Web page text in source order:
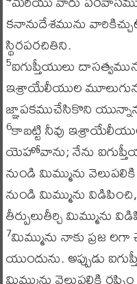
కనానుదేశమును
స్థిరపరచితిని.
5ఐగుప్తీయులు
ఇశ్రాయేలీయుల
జ్ఞాపకముచేసికొని
6కాబట్టి నీవు
యెహోవాను; నేను
నుండి మిమ్మును
నుండి మిమ్మును
తీర్పులుతీర్చి మిమ్మును
7మిమ్మును నాకు ప్రజ లగా
యుందును. అప్పుడు